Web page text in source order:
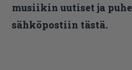
musiikin uutiset ja
sähköpostiin tästä.